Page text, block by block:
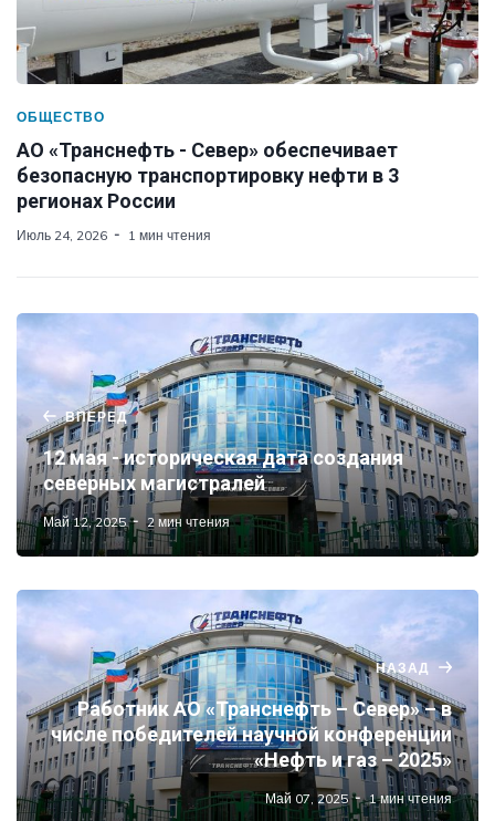
ОБЩЕСТВО
АО «Транснефть - Север» обеспечивает
безопасную транспортировку нефти в 3
регионах России
Июль 24, 2026 1 мин чтения
ВПЕРЕД
12 мая - историческая дата создания
северных магистралей
Май 12, 2025 2 мин чтения
НАЗАД
Работник АО «Транснефть – Север» – в
числе победителей научной конференции
«Нефть и газ – 2025»
Май 07, 2025 1 мин чтения